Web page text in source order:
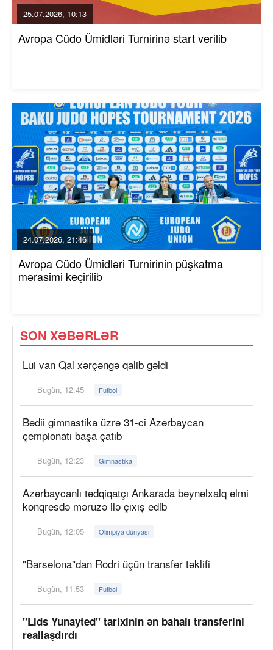
25.07.2026, 10:13
Avropa Cüdo Ümidləri Turnirinə start verilib
24.07.2026, 21:46
Avropa Cüdo Ümidləri Turnirinin püşkatma
mərasimi keçirilib
SON XƏBƏRLƏR
Lui van Qal xərçəngə qalib gəldi
Bugün, 12:45 Futbol
Bədii gimnastika üzrə 31-ci Azərbaycan
çempionatı başa çatıb
Bugün, 12:23 Gimnastika
Azərbaycanlı tədqiqatçı Ankarada beynəlxalq elmi
konqresdə məruzə ilə çıxış edib
Bugün, 12:05 Olimpiya dünyası
"Barselona"dan Rodri üçün transfer təklifi
Bugün, 11:53 Futbol
"Lids Yunayted" tarixinin ən bahalı transferini
reallaşdırdı